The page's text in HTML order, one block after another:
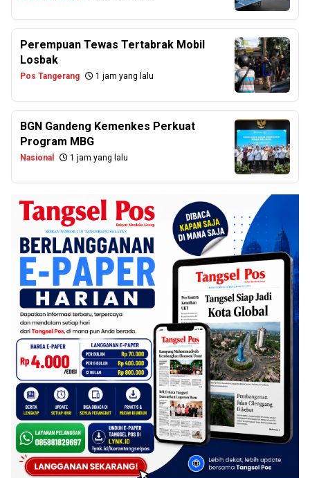
Perempuan Tewas Tertabrak Mobil
Losbak
Pos Tangerang 1 jam yang lalu
BGN Gandeng Kemenkes Perkuat
Program MBG
Nasional 1 jam yang lalu